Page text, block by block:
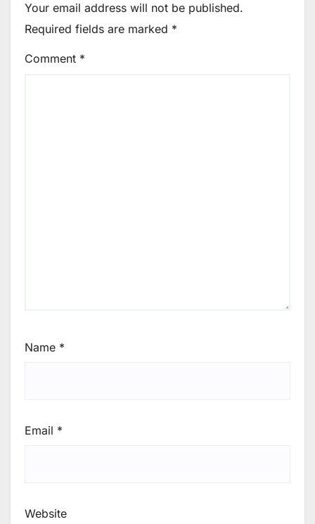
Your email address will not be published.
Required fields are marked *
Comment *
Name *
Email *
Website